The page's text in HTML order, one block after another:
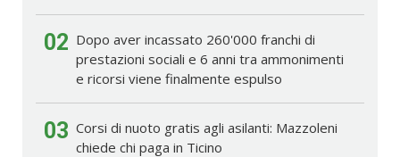
02 Dopo aver incassato 260'000 franchi di
prestazioni sociali e 6 anni tra ammonimenti
e ricorsi viene finalmente espulso
03 Corsi di nuoto gratis agli asilanti: Mazzoleni
chiede chi paga in Ticino